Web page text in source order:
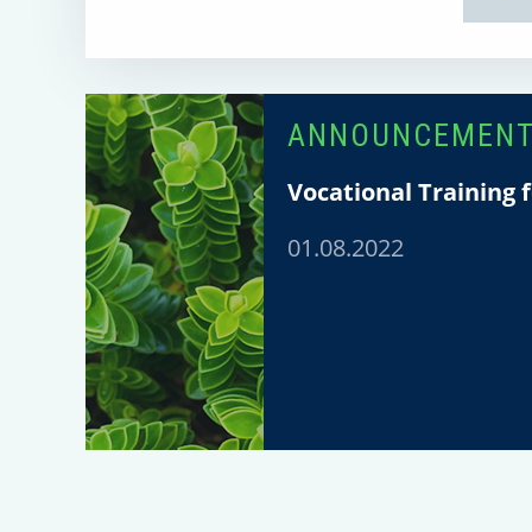
ANNOUNCEMENT
Vocational Training
01.08.2022